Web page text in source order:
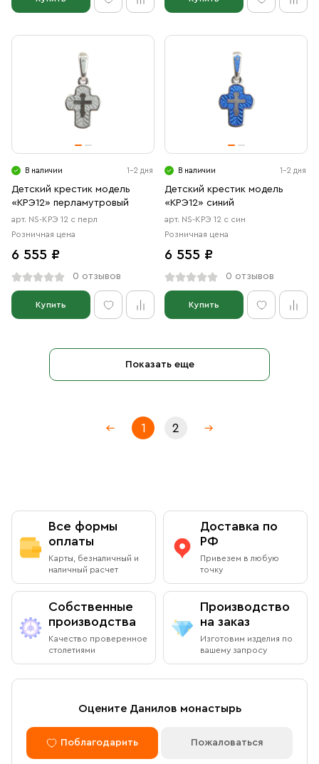
В наличии 1-2 дня
Детский крестик модель
«КРЭ12» перламутровый
арт. NS-КРЭ 12 с перл
Розничная цена
6 555 ₽
0 отзывов
Купить
В наличии 1-2 дня
Детский крестик модель
«КРЭ12» синий
арт. NS-КРЭ 12 с син
Розничная цена
6 555 ₽
0 отзывов
Купить
Показать еще
1 2
Все формы
оплаты
Карты, безналичный и
наличный расчет
Доставка по
РФ
Привезем в любую
точку
Собственные
производства
Качество проверенное
столетиями
Производство
на заказ
Изготовим изделия по
вашему запросу
Оцените Данилов монастырь
Поблагодарить Пожаловаться